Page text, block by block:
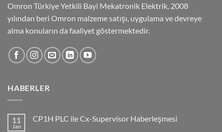
Omron Türkiye Yetkili Bayi Mekatronik Elektrik, 2008
yılından beri Omron malzeme satışı, uygulama ve devreye
alma konuların da faaliyet göstermektedir.
HABERLER
11
Jan
CP1H PLC ile Cx-Supervisor Haberleşmesi